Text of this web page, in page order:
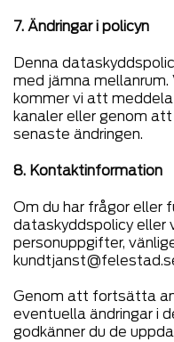
7. Ändringar i policyn
Denna
med jämna
kommer vi att
kanaler eller genom
senaste ändringen.
8. Kontaktinformation
Om du har frågor eller
dataskyddspolicy eller
personuppgifter,
Genom att fortsätta
eventuella ändringar i
godkänner du de